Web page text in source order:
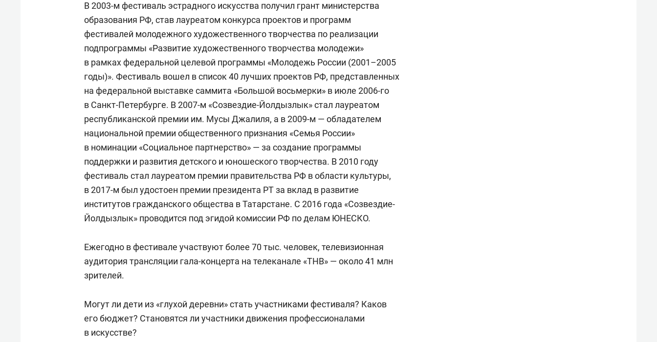
В 2003-м фестиваль эстрадного искусства получил грант министерства
образования РФ, став лауреатом конкурса проектов и программ
фестивалей молодежного художественного творчества по реализации
подпрограммы «Развитие художественного творчества молодежи»
в рамках федеральной целевой программы «Молодежь России (2001–2005
годы)». Фестиваль вошел в список 40 лучших проектов РФ, представленных
на федеральной выставке саммита «Большой восьмерки» в июле 2006-го
в Санкт-Петербурге. В 2007-м «Созвездие-Йолдызлык» стал лауреатом
республиканской премии им. Мусы Джалиля, а в 2009-м — обладателем
национальной премии общественного признания «Семья России»
в номинации «Социальное партнерство» — за создание программы
поддержки и развития детского и юношеского творчества. В 2010 году
фестиваль стал лауреатом премии правительства РФ в области культуры,
в 2017-м был удостоен премии президента РТ за вклад в развитие
институтов гражданского общества в Татарстане. С 2016 года «Созвездие-
Йолдызлык» проводится под эгидой комиссии РФ по делам ЮНЕСКО.
Ежегодно в фестивале участвуют более 70 тыс. человек, телевизионная
аудитория трансляции гала-концерта на телеканале «ТНВ» — около 41 млн
зрителей.
Могут ли дети из «глухой деревни» стать участниками фестиваля? Каков
его бюджет? Становятся ли участники движения профессионалами
в искусстве?